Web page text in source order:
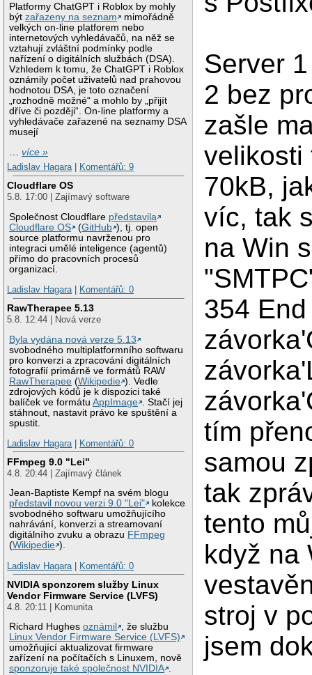
Platformy ChatGPT i Roblox by mohly
býtzařazeny na seznam
mimořádně
velkých on-line platforem nebo
internetových vyhledávačů, na něž se
vztahují zvláštní podmínky podle
nařízení o digitálních službách (DSA).
Vzhledem k tomu, že ChatGPT i Roblox
oznámily počet uživatelů nad prahovou
hodnotou DSA, je toto označení
„rozhodně možné“ a mohlo by „přijít
dříve či později“. On-line platformy a
vyhledávače zařazené na seznamy DSA
musejí
…více »
Ladislav Hagara| Komentářů: 9
Cloudflare OS
5.8. 17:00 | Zajímavý software
Společnost Cloudflare představila
Cloudflare OS
(GitHub ), tj. open
source platformu navrženou pro
integraci umělé inteligence (agentů)
přímo do pracovních procesů
organizací.
Ladislav Hagara| Komentářů: 0
RawTherapee 5.13
5.8. 12:44 | Nová verze
Byla vydána nová verze 5.13
svobodného multiplatformního softwaru
pro konverzi a zpracování digitálních
fotografií primárně ve formátů RAW
RawTherapee (Wikipedie ). Vedle
zdrojových kódů je k dispozici také
balíček ve formátuAppImage
. Stačí jej
stáhnout, nastavit právo ke spuštění a
spustit.
Ladislav Hagara| Komentářů: 0
FFmpeg 9.0 "Lei"
4.8. 20:44 | Zajímavý článek
Jean-Baptiste Kempf na svém blogu
představil novou verzi 9.0 "Lei"
kolekce
svobodného softwaru umožňujícího
nahrávání, konverzi a streamovaní
digitálního zvuku a obrazu FFmpeg
(Wikipedie ).
Ladislav Hagara| Komentářů: 0
NVIDIA sponzorem služby Linux
Vendor Firmware Service (LVFS)
4.8. 20:11 | Komunita
Richard Hughesoznámil
, že službu
Linux Vendor Firmware Service (LVFS)
umožňující aktualizovat firmware
zařízení na počítačích s Linuxem, nově
sponzoruje také společnost NVIDIA .
Server
2 bez
zašle
velikosti
70kB,
víc, tak
na Win
354
tím
samou
tak
tento
když na
stroj v
jsem